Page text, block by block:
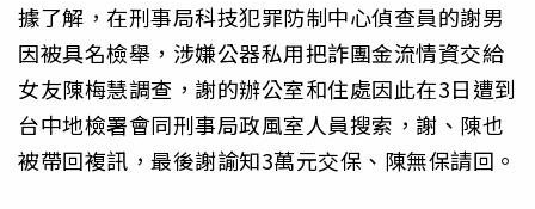
據了解，在刑事局科技犯罪防制中心偵查員的謝男
因被具名檢舉，涉嫌公器私用把詐團金流情資交給
女友陳梅慧調查，謝的辦公室和住處因此在3日遭到
台中地檢署會同刑事局政風室人員搜索，謝、陳也
被帶回複訊，最後謝諭知3萬元交保、陳無保請回。